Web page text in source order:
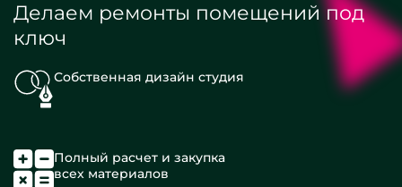
Делаем ремонты помещений под
ключ
Собственная дизайн студия
Полный расчет и закупка
всех материалов